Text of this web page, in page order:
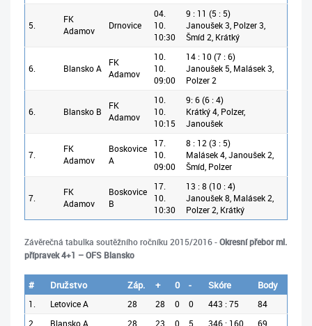
5.
FK
Adamov
Drnovice
04.
10.
10:30
9 : 11 (5 : 5)
Janoušek 3, Polzer 3,
Šmíd 2, Krátký
6. Blansko A
FK
Adamov
10.
10.
09:00
14 : 10 (7 : 6)
Janoušek 5, Malásek 3,
Polzer 2
6. Blansko B
FK
Adamov
10.
10.
10:15
9: 6 (6 : 4)
Krátký 4, Polzer,
Janoušek
7.
FK
Adamov
Boskovice
A
17.
10.
09:00
8 : 12 (3 : 5)
Malásek 4, Janoušek 2,
Šmíd, Polzer
7.
FK
Adamov
Boskovice
B
17.
10.
10:30
13 : 8 (10 : 4)
Janoušek 8, Malásek 2,
Polzer 2, Krátký
Závěrečná tabulka soutěžního ročníku 2015/2016 -Okresní přebor ml.
přípravek 4+1 – OFS Blansko
# Družstvo Záp. + 0 - Skóre Body
1. Letovice A 28 28 0 0 443 : 75
84
2.
Blansko A 28 23 0 5 346 : 160 69